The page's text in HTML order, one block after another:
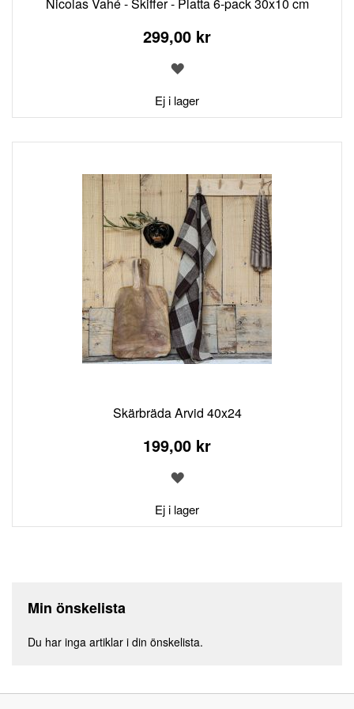
299,00 kr
Ej i lager
LÄGG
I
ÖNSKELISTA
Skärbräda Arvid 40x24
199,00 kr
Ej i lager
LÄGG
I
ÖNSKELISTA
Min önskelista
Du har inga artiklar i din önskelista.